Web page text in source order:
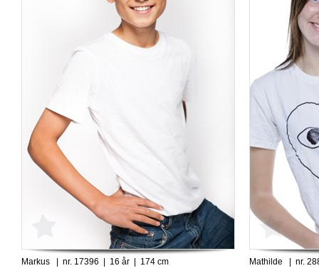
Markus | nr. 17396 | 16 år | 174 cm Mathilde | nr.